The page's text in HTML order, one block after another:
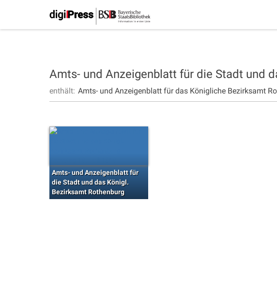
Amts- und Anzeigenblatt für die Stadt und
enthält: Amts- und Anzeigenblatt für das Königliche Bezirksamt
Amts- und Anzeigenblatt für
die Stadt und das Königl.
Bezirksamt Rothenburg